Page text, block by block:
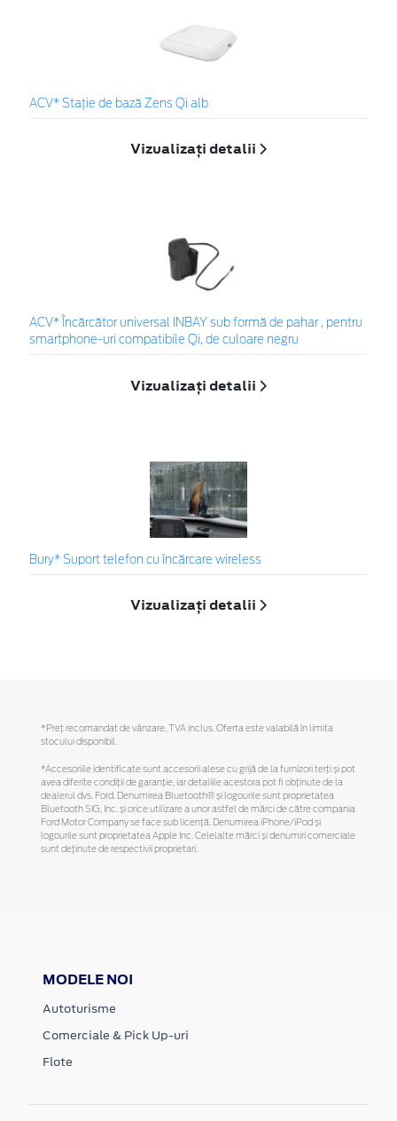
ACV* Stație de bază Zens Qi alb
Vizualizați detalii
ACV* Încărcător universal INBAY sub formă de pahar , pentru
smartphone-uri compatibile Qi, de culoare negru
Vizualizați detalii
Bury* Suport telefon cu încărcare wireless
Vizualizați detalii
*Preţ recomandat de vânzare, TVA inclus. Oferta este valabilă în limita
stocului disponibil.
*Accesoriile identificate sunt accesorii alese cu grijă de la furnizori terți și pot
avea diferite condiții de garanție, iar detaliile acestora pot fi obținute de la
dealerul dvs. Ford. Denumirea Bluetooth® și logourile sunt proprietatea
Bluetooth SIG, Inc. și orice utilizare a unor astfel de mărci de către compania
Ford Motor Company se face sub licență. Denumirea iPhone/iPod și
logourile sunt proprietatea Apple Inc. Celelalte mărci și denumiri comerciale
sunt deținute de respectivii proprietari.
MODELE NOI
Autoturisme
Comerciale & Pick Up-uri
Flote